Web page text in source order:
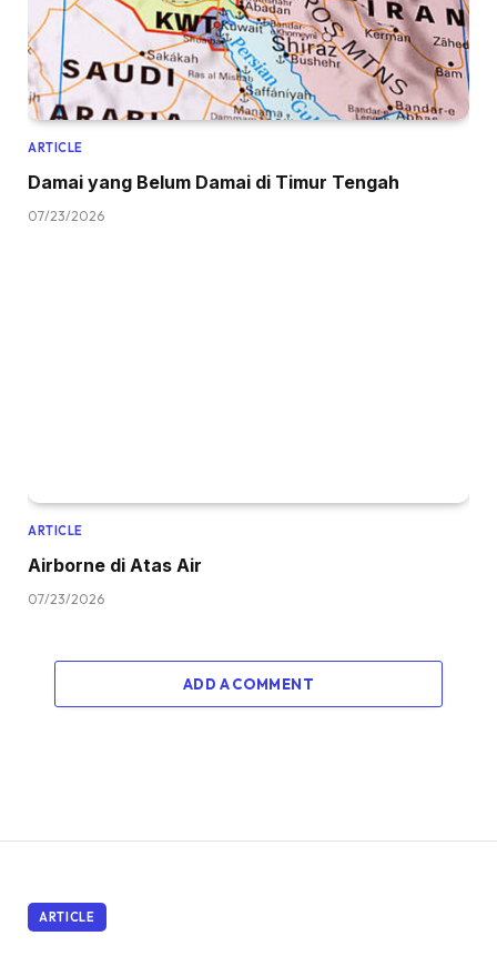
ARTICLE
Damai yang Belum Damai di Timur Tengah
07/23/2026
ARTICLE
Airborne di Atas Air
07/23/2026
ADD A COMMENT
ARTICLE